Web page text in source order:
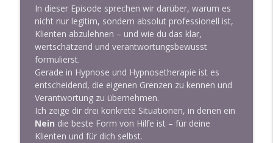
Hypnose und Hypnosetherapie lernen
253: KI in der Hypnosepraxis: Deine neue
Ressource
Hypnose und Hypnosetherapie lernen
252: Utilisation: vom Problem zur Lösung
Hypnose und Hypnosetherapie lernen
251: SELFHYPNOSIS Transform Negative
In dieser Episode sprechen wir darüber, warum es
nicht nur legitim, sondern absolut professionell ist,
Klienten abzulehnen – und wie du das klar,
wertschätzend und verantwortungsbewusst
formulierst.
Gerade in Hypnose und Hypnosetherapie ist es
entscheidend, die eigenen Grenzen zu kennen und
Verantwortung zu übernehmen.
Ich zeige dir drei konkrete Situationen, in denen ein
Nein die beste Form von Hilfe ist – für deine
Klienten und für dich selbst.